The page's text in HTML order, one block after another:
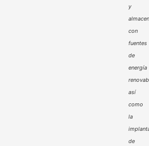
y
con
fuentes
de
energía
así
como
la
de